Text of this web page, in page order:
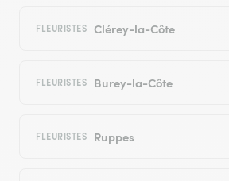
FLEURISTES Clérey-la-Côte
FLEURISTES Burey-la-Côte
FLEURISTES Ruppes